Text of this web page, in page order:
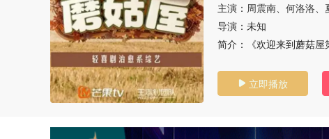
主演： 周震南、何洛洛
导演： 未知
简介：
《欢迎来到蘑菇
 立即播放